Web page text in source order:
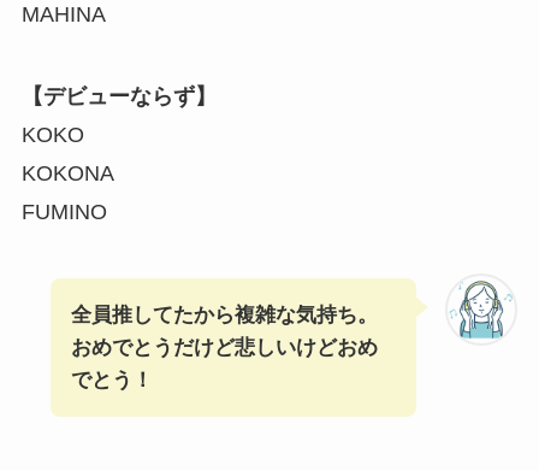
MAHINA
【デビューならず】
KOKO
KOKONA
FUMINO
全員推してたから複雑な気持ち。
おめでとうだけど悲しいけどおめ
でとう！